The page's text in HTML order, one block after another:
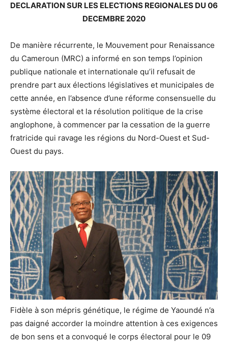
DECLARATION SUR LES ELECTIONS REGIONALES DU 06
DECEMBRE 2020
De manière récurrente, le Mouvement pour Renaissance
du Cameroun (MRC) a informé en son temps l’opinion
publique nationale et internationale qu’il refusait de
prendre part aux élections législatives et municipales de
cette année, en l’absence d’une réforme consensuelle du
système électoral et la résolution politique de la crise
anglophone, à commencer par la cessation de la guerre
fratricide qui ravage les régions du Nord-Ouest et Sud-
Ouest du pays.
Fidèle à son mépris génétique, le régime de Yaoundé n’a
pas daigné accorder la moindre attention à ces exigences
de bon sens et a convoqué le corps électoral pour le 09